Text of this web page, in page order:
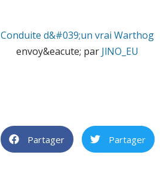
Conduite d&#039;un vrai Warthog
envoy&eacute; par JlNO_EU
Partager Partager